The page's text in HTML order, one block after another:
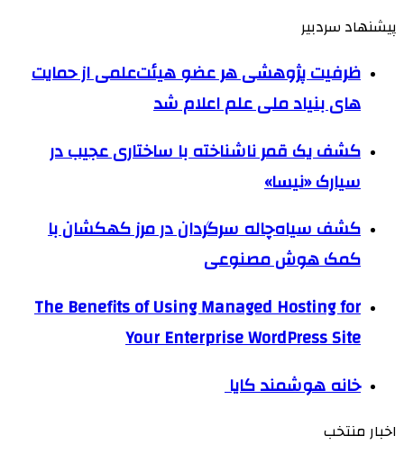
پیشنهاد سردبیر
ظرفیت پژوهشی هر عضو هیئت‌علمی از حمایت
های بنیاد ملی علم اعلام شد
کشف یک قمر ناشناخته با ساختاری عجیب در
سیارک «نیسا»
کشف سیاه‌چاله سرگردان در مرز کهکشان با
کمک هوش مصنوعی
The Benefits of Using Managed Hosting for
Your Enterprise WordPress Site
خانه هوشمند کایا
اخبار منتخب